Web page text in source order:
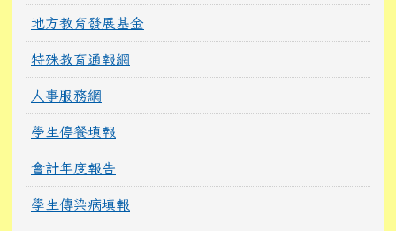
地方教育發展基金
特殊教育通報網
人事服務網
學生停餐填報
會計年度報告
學生傳染病填報